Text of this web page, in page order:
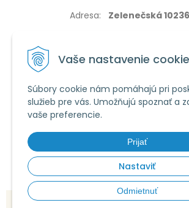
Vaše nastavenie
Súbory cookie nám pomáhajú pri
služieb pre vás. Umožňujú spoznať a
vaše preferencie.
Prijať
Nastaviť
Odmietnuť
Adresa: Zelenečská
VŠETKO O NÁKUPE
Používanie cookies
Obchodné podmienky
© 2026 La home & decor •tvorba eshopu cez